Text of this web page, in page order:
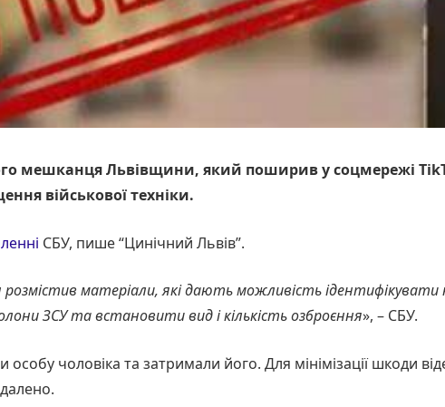
мешканця Львівщини, який поширив у соцмережі
військової техніки.
СБУ, пише “Цинічний Львів”.
розмістив матеріали, які дають можливість ідентифікувати
ЗСУ та встановити вид і кількість озброєння», – СБУ.
чоловіка та затримали його. Для мінімізації шкоди